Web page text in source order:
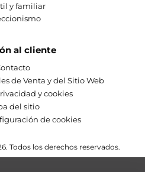
y familiar
al cliente
de Venta y del Sitio Web
y cookies
del sitio
de cookies
Todos los derechos reservados.